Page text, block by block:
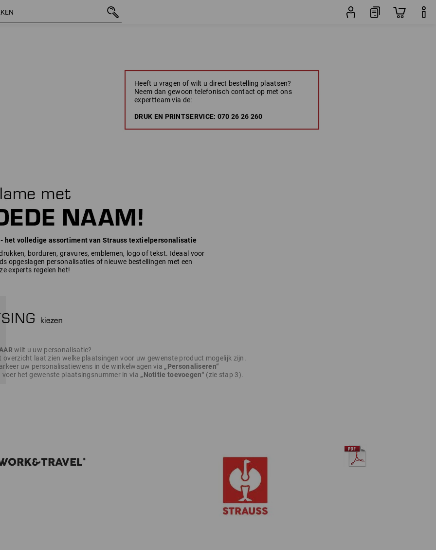
Heeft u vragen of wilt u direct bestelling plaatsen?
Neem dan gewoon telefonisch contact op met ons
expertteam via de:
DRUK EN PRINTSERVICE: 070 26 26 260
wilt u uw personalisatie?
overzicht laat zien welke plaatsingen voor uw gewenste product mogelijk zijn.
uw personalisatiewens in de winkelwagen via „Personaliseren“
voer het gewenste plaatsingsnummer in via „Notitie toevoegen“ (zie stap 3).
- het volledige assortiment van Strauss textielpersonalisatie
borduren, gravures, emblemen, logo of tekst. Ideaal voor
opgeslagen personalisaties of nieuwe bestellingen met een
experts regelen het!